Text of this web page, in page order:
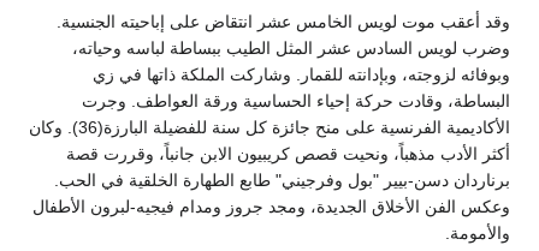
وقد أعقب موت لويس الخامس عشر انتقاض على إباحيته الجنسية.
وضرب لويس السادس عشر المثل الطيب ببساطة لباسه وحياته،
وبوفائه لزوجته، وبإدانته للقمار. وشاركت الملكة ذاتها في زي
البساطة، وقادت حركة إحياء الحساسية ورقة العواطف. وجرت
الأكاديمية الفرنسية على منح جائزة كل سنة للفضيلة البارزة(36). وكان
أكثر الأدب مذهباً، ونحيت قصص كريبيون الابن جانباً، وقررت قصة
برناردان دسن-بيير "بول وفرجيني" طابع الطهارة الخلقية في الحب.
وعكس الفن الأخلاق الجديدة، ومجد جروز ومدام فيجيه-لبرون الأطفال
والأمومة.